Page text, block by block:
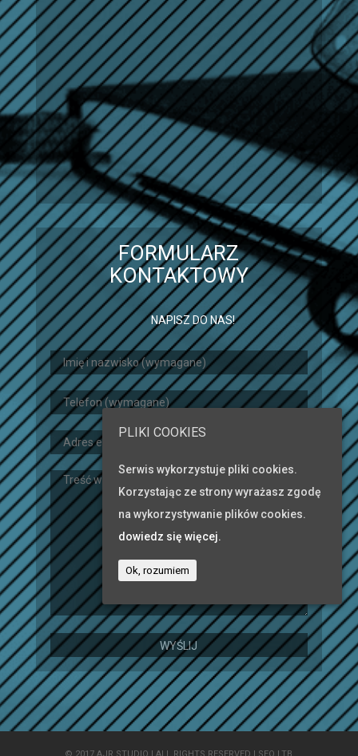
FORMULARZ
KONTAKTOWY
NAPISZ DO NAS!
PLIKI COOKIES
Serwis wykorzystuje pliki cookies.
Korzystając ze strony wyrażasz zgodę
na wykorzystywanie plików cookies.
dowiedz się więcej.
Ok, rozumiem